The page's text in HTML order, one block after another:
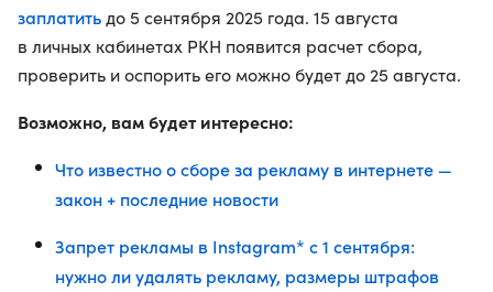
заплатить до 5 сентября 2025 года. 15 августа
в личных кабинетах РКН появится расчет сбора,
проверить и оспорить его можно будет до 25 августа.
Возможно, вам будет интересно:
Что известно о сборе за рекламу в интернете —
закон + последние новости
Запрет рекламы в Instagram* с 1 сентября:
нужно ли удалять рекламу, размеры штрафов